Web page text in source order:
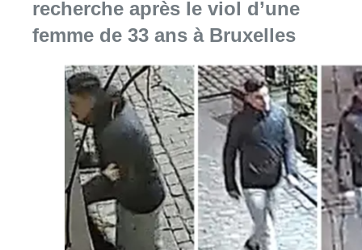
recherche après le viol d’une
femme de 33 ans à Bruxelles